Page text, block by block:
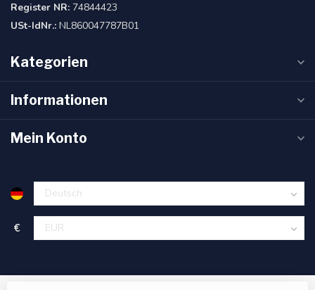
Register NR: 74844423
USt-IdNr.: NL860047787B01
Kategorien
Informationen
Mein Konto
€